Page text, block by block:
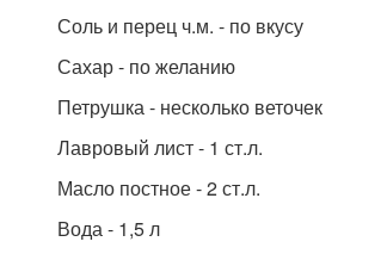
Соль и перец ч.м. - по вкусу
Сахар - по желанию
Петрушка - несколько веточек
Лавровый лист - 1 ст.л.
Масло постное - 2 ст.л.
Вода - 1,5 л